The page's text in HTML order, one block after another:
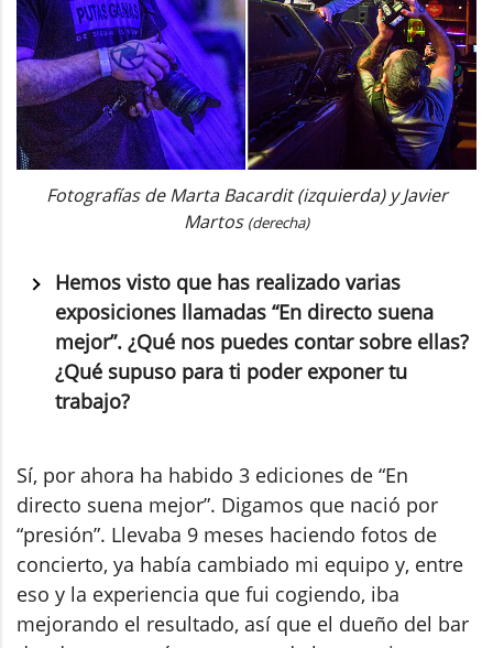
Fotografías de Marta Bacardit (izquierda) y Javier
Martos (derecha)
Hemos visto que has realizado varias
exposiciones llamadas “En directo suena
mejor”. ¿Qué nos puedes contar sobre ellas?
¿Qué supuso para ti poder exponer tu
trabajo?
Sí, por ahora ha habido 3 ediciones de “En
directo suena mejor”. Digamos que nació por
“presión”. Llevaba 9 meses haciendo fotos de
concierto, ya había cambiado mi equipo y, entre
eso y la experiencia que fui cogiendo, iba
mejorando el resultado, así que el dueño del bar